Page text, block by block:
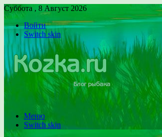
Суббота , 8 Август 2026
Войти
Switch skin
Меню
Switch skin